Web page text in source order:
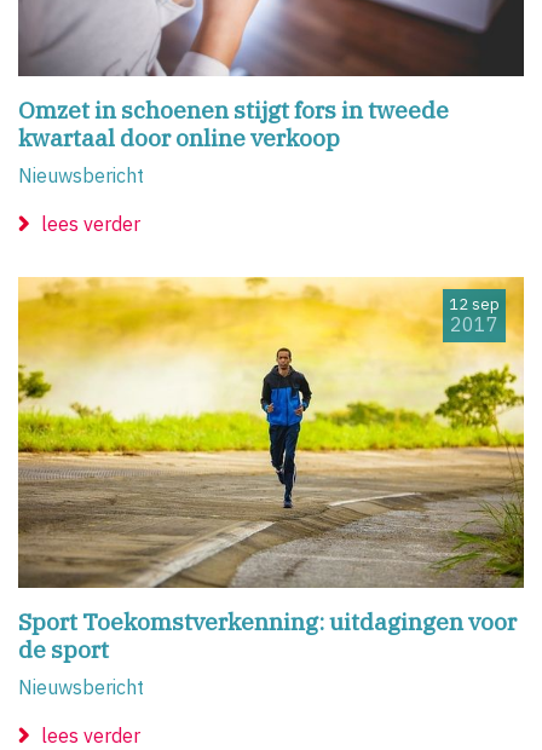
Omzet in schoenen stijgt fors in tweede
kwartaal door online verkoop
Nieuwsbericht
lees verder
Sport Toekomstverkenning: uitdagingen voor
de sport
Nieuwsbericht
12 sep
2017
lees verder